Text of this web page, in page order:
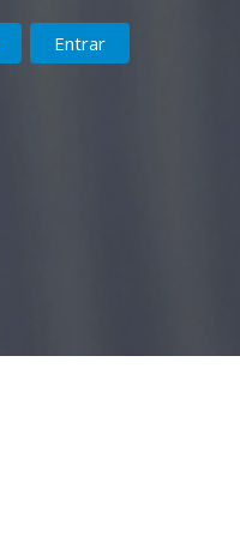
Entrar